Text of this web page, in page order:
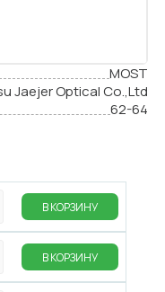
MOST
Jaejer Optical Co.,Ltd
62-64
В КОРЗИНУ
В КОРЗИНУ